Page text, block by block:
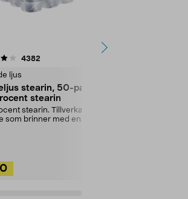
4382
ljus
stearin, 50-pack,
stearin
stearin. Tillverkade i
som brinner med en
4.5av 5 stjärnor